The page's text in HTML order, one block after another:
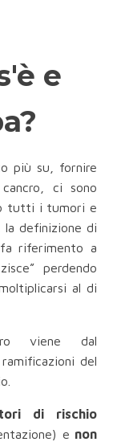
e
più su, fornire
ci sono
tutti i tumori e
definizione di
riferimento a
perdendo
al di
viene dal
del
di rischio
e non